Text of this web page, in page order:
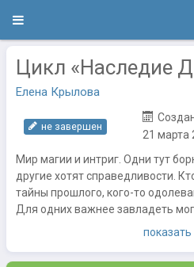
Цикл «Наследие
Елена Крылова
не завершен
21 марта
Мир магии и интриг. Одни тут
другие хотят справедливости.
тайны прошлого, кого-то
Для одних важнее завладеть
Трилогия.
показать